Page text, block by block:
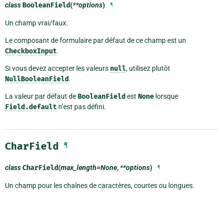
classBooleanField(**options) ¶
Un champ vrai/faux.
Le composant de formulaire par défaut de ce champ est un
CheckboxInput.
Si vous devez accepter les valeurs null, utilisez plutôt
NullBooleanField.
La valeur par défaut deBooleanField est None lorsque
Field.default n’est pas défini.
CharField ¶
classCharField(max_length=None,**options) ¶
Un champ pour les chaînes de caractères, courtes ou longues.